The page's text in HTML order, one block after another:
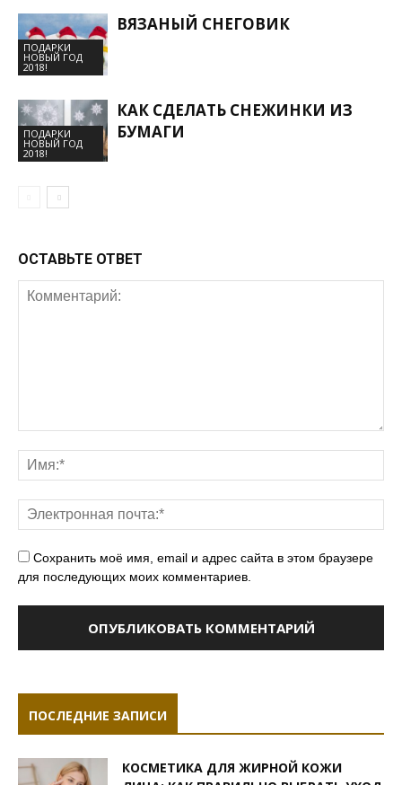
ПОДАРКИ
НОВЫЙ ГОД
2018!
ВЯЗАНЫЙ СНЕГОВИК
ПОДАРКИ
НОВЫЙ ГОД
2018!
КАК СДЕЛАТЬ СНЕЖИНКИ ИЗ
БУМАГИ
ОСТАВЬТЕ ОТВЕТ
Сохранить моё имя, email и адрес сайта в этом браузере
для последующих моих комментариев.
ПОСЛЕДНИЕ ЗАПИСИ
КОСМЕТИКА ДЛЯ ЖИРНОЙ КОЖИ